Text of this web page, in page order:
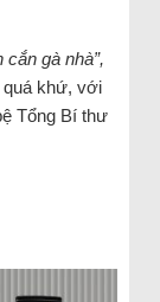
cắn gà nhà”,
quá khứ, với
Tổng Bí thư